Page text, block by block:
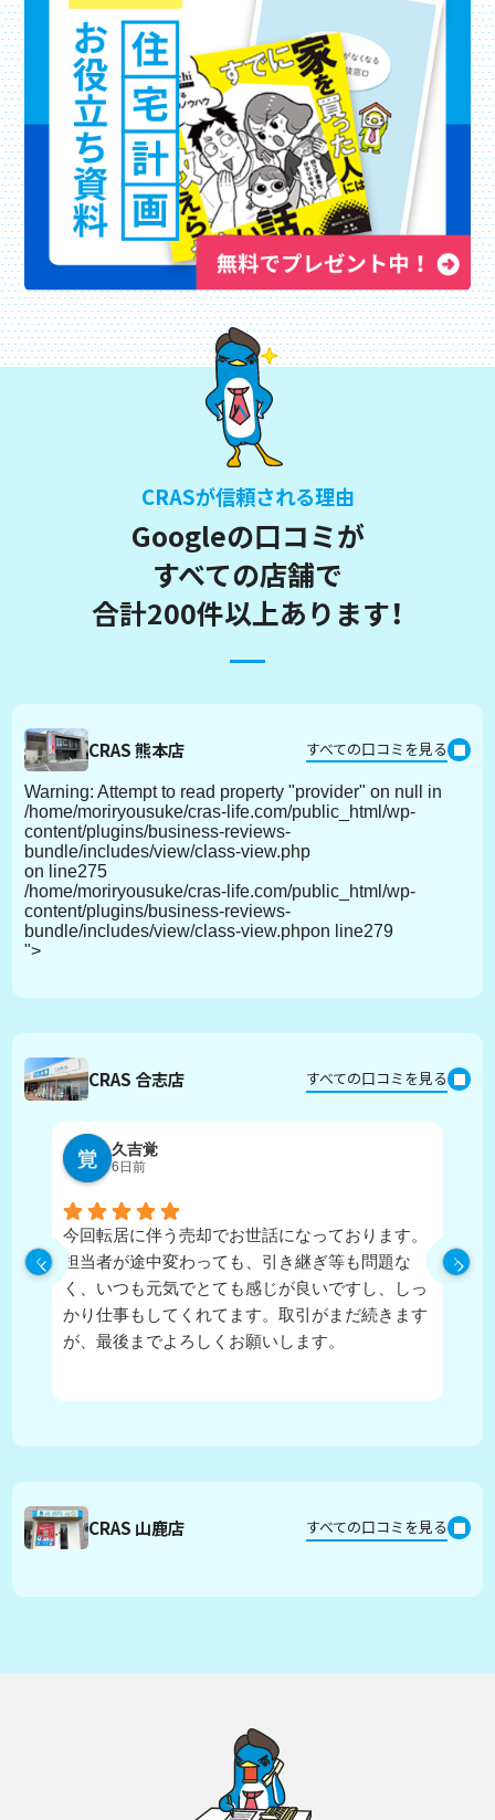
CRASが信頼される理由
Googleの口コミが
すべての店舗で
合計200件以上あります！
CRAS 熊本店 すべての口コミを見る
Warning: Attempt to read property "provider" on null in
/home/moriryousuke/cras-life.com/public_html/wp-
content/plugins/business-reviews-
bundle/includes/view/class-view.php
on line275
/home/moriryousuke/cras-life.com/public_html/wp-
content/plugins/business-reviews-
bundle/includes/view/class-view.phpon line279
">
CRAS 合志店 すべての口コミを見る
久吉覚
6日前
今回転居に伴う売却でお世話になっております。
担当者が途中変わっても、引き継ぎ等も問題な
く、いつも元気でとても感じが良いですし、しっ
かり仕事もしてくれてます。取引がまだ続きます
が、最後までよろしくお願いします。
CRAS 山鹿店 すべての口コミを見る